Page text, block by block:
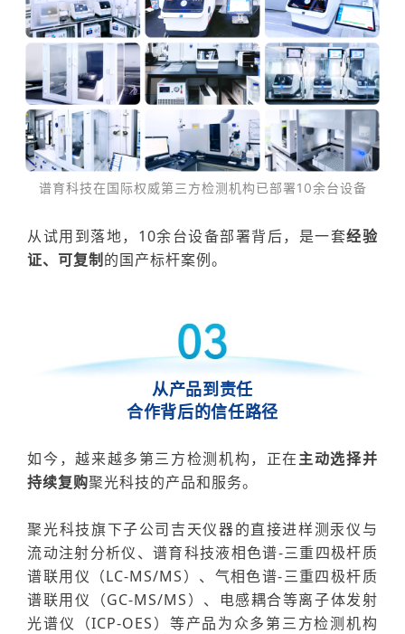
谱育科技在国际权威第三方检测机构已部署10余台设备
从试用到落地，10余台设备部署背后，是一套经验
证、可复制的国产标杆案例。
从产品到责任
合作背后的信任路径
如今，越来越多第三方检测机构，正在主动选择并
持续复购聚光科技的产品和服务。
聚光科技旗下子公司吉天仪器的直接进样测汞仪与
流动注射分析仪、谱育科技液相色谱-三重四极杆质
谱联用仪（LC-MS/MS）、气相色谱-三重四极杆质
谱联用仪（GC-MS/MS）、电感耦合等离子体发射
光谱仪（ICP-OES） 等产品为众多第三方检测机构